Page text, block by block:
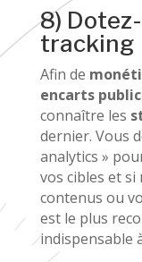
8)
tracking
Afin de
encarts
connaître les
dernier. Vous
analytics »
vos cibles et si
contenus ou
est le plus
indispensable